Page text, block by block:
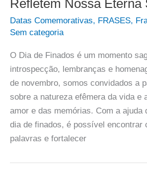
Refletem Nossa Eterna
Datas Comemorativas, FRASES,
Sem categoria
O Dia de Finados é um momento
introspecção, lembranças e
de novembro, somos convidados a
sobre a natureza efêmera da vida e
amor e das memórias. Com a ajuda
dia de finados, é possível encontrar
palavras e fortalecer